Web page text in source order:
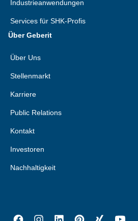
Industrieanwendungen
Services für SHK-Profis
Über Geberit
Über Uns
Stellenmarkt
Karriere
Public Relations
Kontakt
Investoren
Nachhaltigkeit